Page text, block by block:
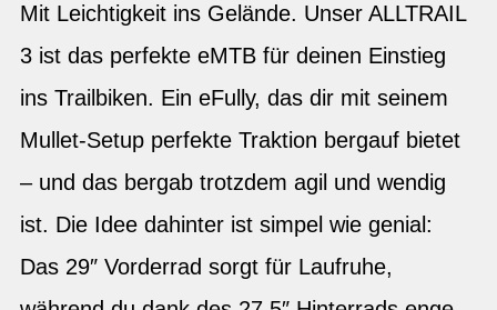
Mit Leichtigkeit ins Gelände. Unser ALLTRAIL
3 ist das perfekte eMTB für deinen Einstieg
ins Trailbiken. Ein eFully, das dir mit seinem
Mullet-Setup perfekte Traktion bergauf bietet
– und das bergab trotzdem agil und wendig
ist. Die Idee dahinter ist simpel wie genial:
Das 29″ Vorderrad sorgt für Laufruhe,